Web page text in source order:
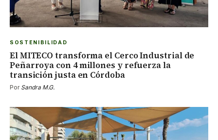
SOSTENIBILIDAD
El MITECO transforma el Cerco Industrial de
Peñarroya con 4 millones y refuerza la
transición justa en Córdoba
Por Sandra M.G.